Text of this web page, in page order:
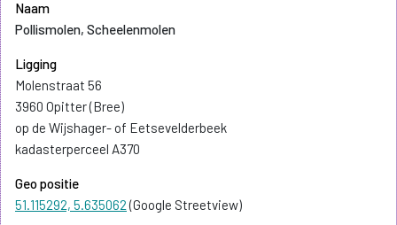
Naam
Pollismolen, Scheelenmolen
Ligging
Molenstraat 56
3960 Opitter (Bree)
op de Wijshager- of Eetsevelderbeek
kadasterperceel A370
Geo positie
51.115292, 5.635062(Google Streetview)